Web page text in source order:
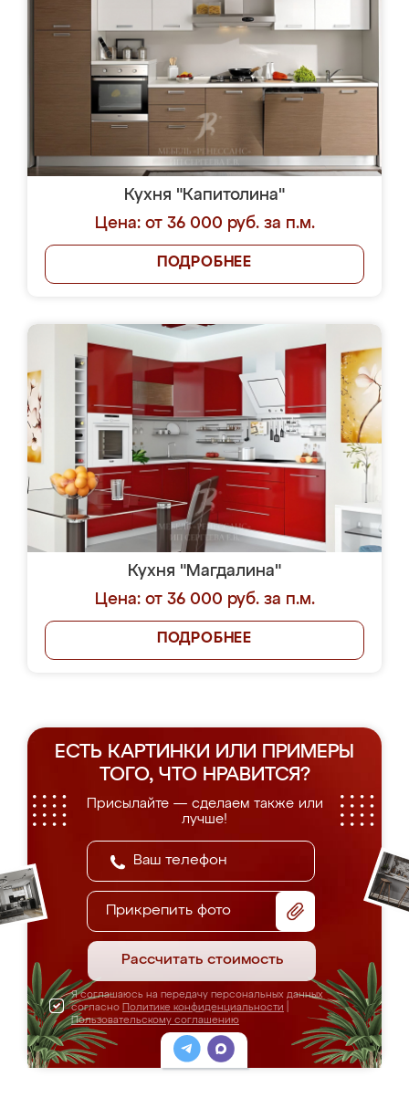
Кухня "Капитолина"
Цена: от 36 000 руб. за п.м.
ПОДРОБНЕЕ
Кухня "Магдалина"
Цена: от 36 000 руб. за п.м.
ПОДРОБНЕЕ
ЕСТЬ КАРТИНКИ ИЛИ ПРИМЕРЫ
ТОГО, ЧТО НРАВИТСЯ?
Присылайте — сделаем также или
лучше!
Прикрепить фото
Рассчитать стоимость
Я соглашаюсь на передачу персональных данных
согласно Политике конфиденциальности
Пользовательскому соглашению